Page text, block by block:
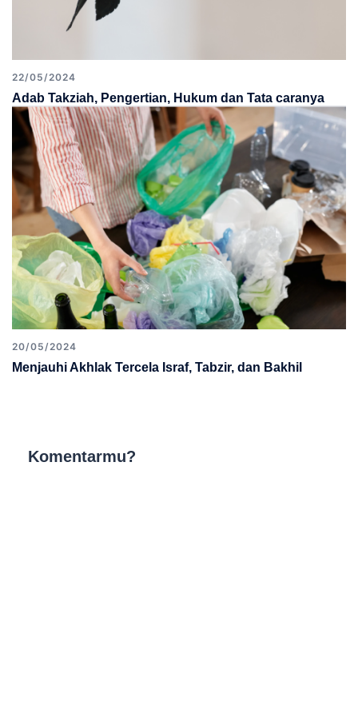
22/05/2024
Adab Takziah, Pengertian, Hukum dan Tata caranya
20/05/2024
Menjauhi Akhlak Tercela Israf, Tabzir, dan Bakhil
Komentarmu?